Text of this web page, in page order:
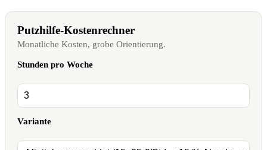
Putzhilfe-Kostenrechner
Monatliche Kosten, grobe Orientierung.
Stunden pro Woche
Variante